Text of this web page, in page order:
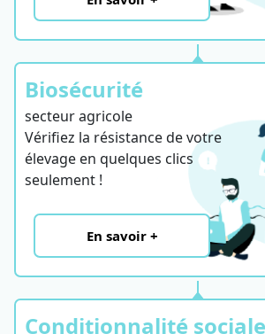
Biosécurité
secteur agricole
Vérifiez la résistance de votre
élevage en quelques clics
seulement !
En savoir +
Conditionnalité sociale